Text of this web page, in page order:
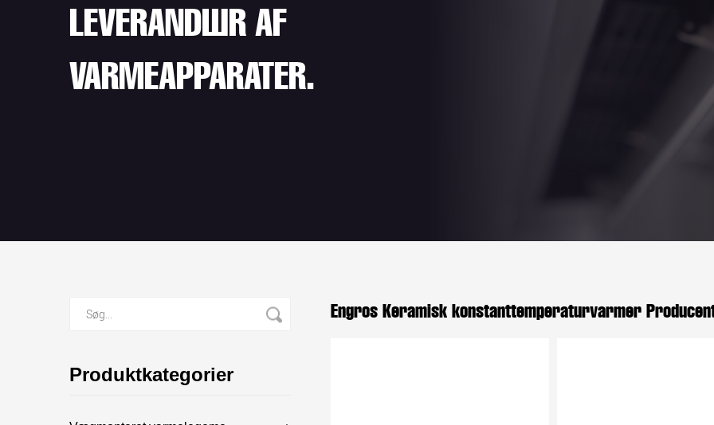
LEVERANDØR AF
VARMEAPPARATER.
Produktkategorier
Engros Keramisk konstanttemperaturvarmer